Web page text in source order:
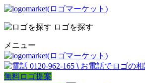
ロゴを探す
メニュー
0120-962-165 \ お電話でロゴの
無料ロゴ提案